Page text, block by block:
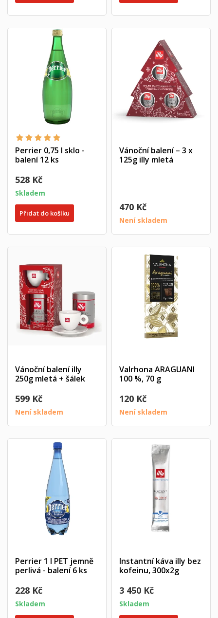
Perrier 0,75 l sklo -
balení 12 ks
528 Kč
Skladem
Přidat do košíku
Vánoční balení – 3 x
125g illy mletá
470 Kč
Není skladem
Vánoční balení illy
250g mletá + šálek
599 Kč
Není skladem
Valrhona ARAGUANI
100 %, 70 g
120 Kč
Není skladem
Perrier 1 l PET jemně
perlivá - balení 6 ks
228 Kč
Skladem
Instantní káva illy bez
kofeinu, 300x2g
3 450 Kč
Skladem